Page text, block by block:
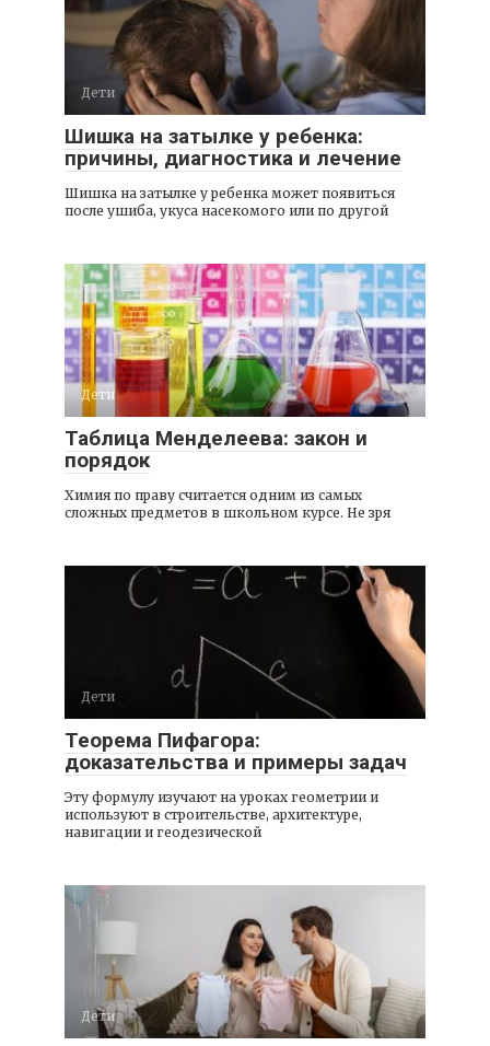
Дети
Шишка на затылке у ребенка:
причины, диагностика и лечение
Шишка на затылке у ребенка может появиться
после ушиба, укуса насекомого или по другой
Дети
Таблица Менделеева: закон и
порядок
Химия по праву считается одним из самых
сложных предметов в школьном курсе. Не зря
Дети
Теорема Пифагора:
доказательства и примеры задач
Эту формулу изучают на уроках геометрии и
используют в строительстве, архитектуре,
навигации и геодезической
Дети